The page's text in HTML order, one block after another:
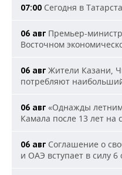
07:00 Сегодня в
06 авг Премьер-
Восточном
06 авг Жители Казани,
потребляют
06 авг «Однажды летним
Камала после 13 лет на
06 авг Соглашение о
и ОАЭ вступает в силу 6